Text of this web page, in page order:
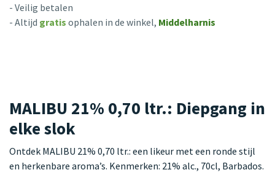
- Veilig betalen
- Altijd gratis ophalen in de winkel, Middelharnis
MALIBU 21% 0,70 ltr.: Diepgang in
elke slok
Ontdek MALIBU 21% 0,70 ltr.: een likeur met een ronde stijl
en herkenbare aroma’s. Kenmerken: 21% alc., 70cl, Barbados.